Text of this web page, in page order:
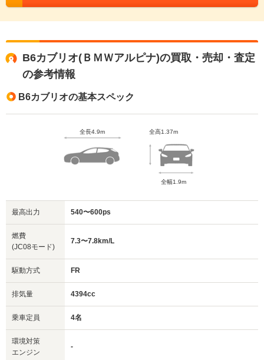
B6カブリオ(ＢＭＷアルピナ)の買取・売却・査定
の参考情報
B6カブリオの基本スペック
全長4.9m 全高1.37m
全幅1.9m
最高出力 540〜600ps
燃費
(JC08モード)
7.3〜7.8km/L
駆動方式 FR
排気量 4394cc
乗車定員 4名
環境対策
エンジン
-